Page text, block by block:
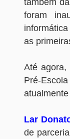
também
foram
as
Até agora,
Pré-
Lar
de